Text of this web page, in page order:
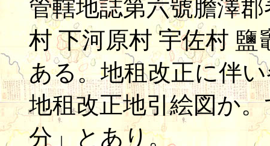
管轄地誌第六號膽澤
村 下河原村 宇佐村 鹽
ある。地租改正に伴
地租改正地引絵図か
分」とあり。